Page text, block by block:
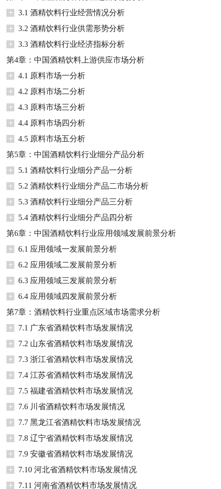
+
3.1 酒精饮料行业经营情况分析
+
3.2 酒精饮料行业供需形势分析
+
3.3 酒精饮料行业经济指标分析
第4章：中国酒精饮料上游供应市场分析
+
4.1 原料市场一分析
+
4.2 原料市场二分析
+
4.3 原料市场三分析
+
4.4 原料市场四分析
+
4.5 原料市场五分析
第5章：中国酒精饮料行业细分产品分析
+
5.1 酒精饮料行业细分产品一分析
+
5.2 酒精饮料行业细分产品二市场分析
+
5.3 酒精饮料行业细分产品三分析
+
5.4 酒精饮料行业细分产品四分析
第6章：中国酒精饮料行业应用领域发展前景分析
+
6.1 应用领域一发展前景分析
+
6.2 应用领域二发展前景分析
+
6.3 应用领域三发展前景分析
+
6.4 应用领域四发展前景分析
第7章：酒精饮料行业重点区域市场需求分析
+
7.1 广东省酒精饮料市场发展情况
+
7.2 山东省酒精饮料市场发展情况
+
7.3 浙江省酒精饮料市场发展情况
+
7.4 江苏省酒精饮料市场发展情况
+
7.5 福建省酒精饮料市场发展情况
+
7.6 川省酒精饮料市场发展情况
+
7.7 黑龙江省酒精饮料市场发展情况
+
7.8 辽宁省酒精饮料市场发展情况
+
7.9 安徽省酒精饮料市场发展情况
+
7.10 河北省酒精饮料市场发展情况
+
7.11 河南省酒精饮料市场发展情况